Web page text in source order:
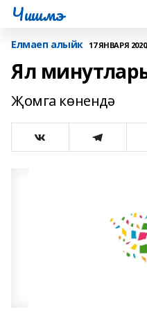
Чишмэ
Елмаеп алыйк 17 ЯНВАРЯ
Ял
Җомга көнендә